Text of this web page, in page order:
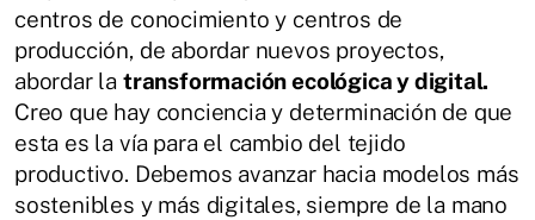
centros de conocimiento y centros de
producción, de abordar nuevos proyectos,
abordar la transformación ecológica y digital.
Creo que hay conciencia y determinación de que
esta es la vía para el cambio del tejido
productivo. Debemos avanzar hacia modelos más
sostenibles y más digitales, siempre de la mano